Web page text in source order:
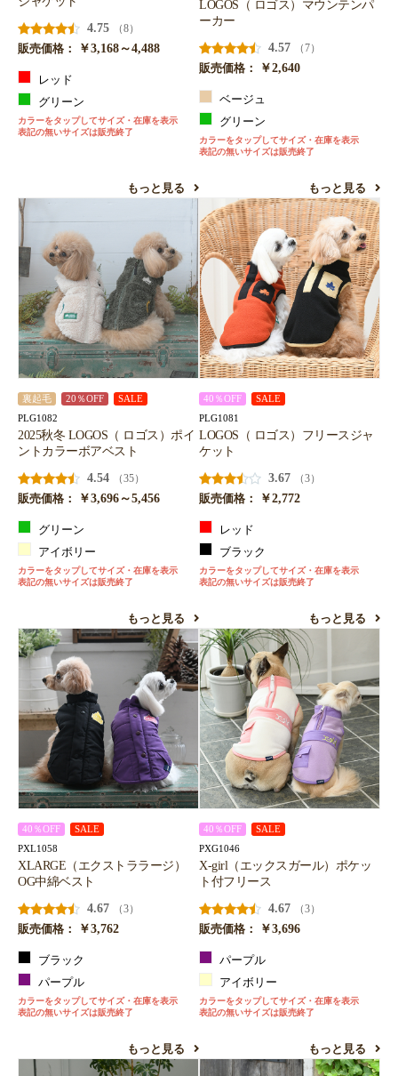
4.75
（8）
販売価格：
￥3,168～4,488
レッド
グリーン
カラーをタップしてサイズ・在庫を表示
表記の無いサイズは販売終了
もっと見る
LOGOS（ ロゴス）マウンテンパ
ーカー
4.57
（7）
販売価格：
￥2,640
ベージュ
グリーン
カラーをタップしてサイズ・在庫を表示
表記の無いサイズは販売終了
もっと見る
裏起毛 20％OFF SALE
PLG1082
2025秋冬 LOGOS（ ロゴス）ポイ
ントカラーボアベスト
4.54
（35）
販売価格：
￥3,696～5,456
グリーン
アイボリー
カラーをタップしてサイズ・在庫を表示
表記の無いサイズは販売終了
もっと見る
40％OFF SALE
PLG1081
LOGOS（ ロゴス）フリースジャ
ケット
3.67
（3）
販売価格：
￥2,772
レッド
ブラック
カラーをタップしてサイズ・在庫を表示
表記の無いサイズは販売終了
もっと見る
40％OFF SALE
PXL1058
XLARGE（エクストララージ）
OG中綿ベスト
4.67
（3）
販売価格：
￥3,762
ブラック
パープル
カラーをタップしてサイズ・在庫を表示
表記の無いサイズは販売終了
もっと見る
40％OFF SALE
PXG1046
X-girl（エックスガール）ポケッ
ト付フリース
4.67
（3）
販売価格：
￥3,696
パープル
アイボリー
カラーをタップしてサイズ・在庫を表示
表記の無いサイズは販売終了
もっと見る